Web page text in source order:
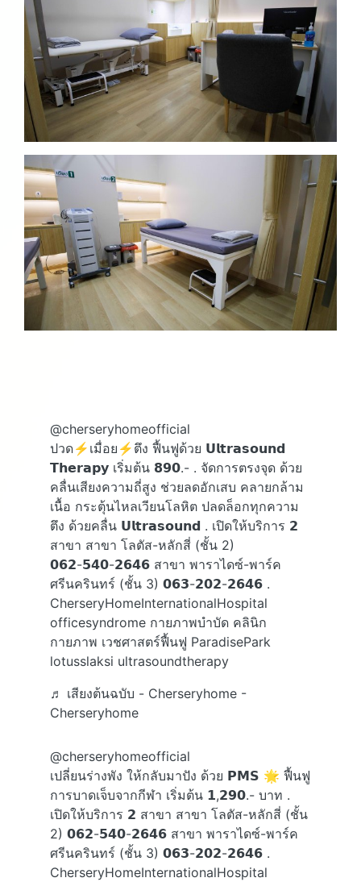
@cherseryhomeofficial
ปวด⚡️เมื่อย⚡️ตึง ฟื้นฟูด้วย 𝗨𝗹𝘁𝗿𝗮𝘀𝗼𝘂𝗻𝗱
𝗧𝗵𝗲𝗿𝗮𝗽𝘆 เริ่มต้น 𝟴𝟵𝟬.- . จัดการตรงจุด ด้วย
คลื่นเสียงความถี่สูง ช่วยลดอักเสบ คลายกล้าม
เนื้อ กระตุ้นไหลเวียนโลหิต ปลดล็อกทุกความ
ตึง ด้วยคลื่น 𝗨𝗹𝘁𝗿𝗮𝘀𝗼𝘂𝗻𝗱 . เปิดให้บริการ 𝟮
สาขา สาขา โลตัส-หลักสี่ (ชั้น 2)
𝟬𝟲𝟮-𝟱𝟰𝟬-𝟮𝟲𝟰𝟲 สาขา พาราไดซ์-พาร์ค
ศรีนครินทร์ (ชั้น 3) 𝟬𝟲𝟯-𝟮𝟬𝟮-𝟮𝟲𝟰𝟲 .
CherseryHomeInternationalHospital
officesyndrome กายภาพบำบัด คลินิก
กายภาพ เวชศาสตร์ฟื้นฟู ParadisePark
lotusslaksi ultrasoundtherapy
♬ เสียงต้นฉบับ - Cherseryhome -
Cherseryhome
@cherseryhomeofficial
เปลี่ยนร่างพัง ให้กลับมาปัง ด้วย 𝗣𝗠𝗦 🌟 ฟื้นฟู
การบาดเจ็บจากกีฬา เริ่มต้น 𝟭,𝟮𝟵𝟬.- บาท .
เปิดให้บริการ 𝟮 สาขา สาขา โลตัส-หลักสี่ (ชั้น
2) 𝟬𝟲𝟮-𝟱𝟰𝟬-𝟮𝟲𝟰𝟲 สาขา พาราไดซ์-พาร์ค
ศรีนครินทร์ (ชั้น 3) 𝟬𝟲𝟯-𝟮𝟬𝟮-𝟮𝟲𝟰𝟲 .
CherseryHomeInternationalHospital